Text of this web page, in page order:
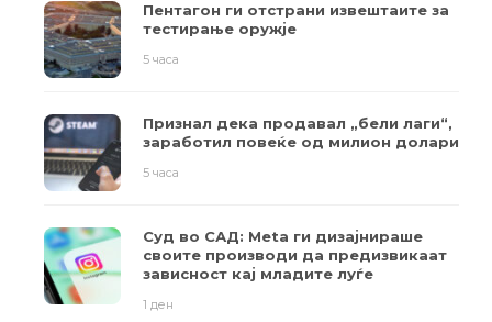
Пентагон ги отстрани извештаите за
тестирање оружје
5 часа
Признал дека продавал „бели лаги“,
заработил повеќе од милион долари
5 часа
Суд во САД: Meta ги дизајнираше
своите производи да предизвикаат
зависност кај младите луѓе
1 ден